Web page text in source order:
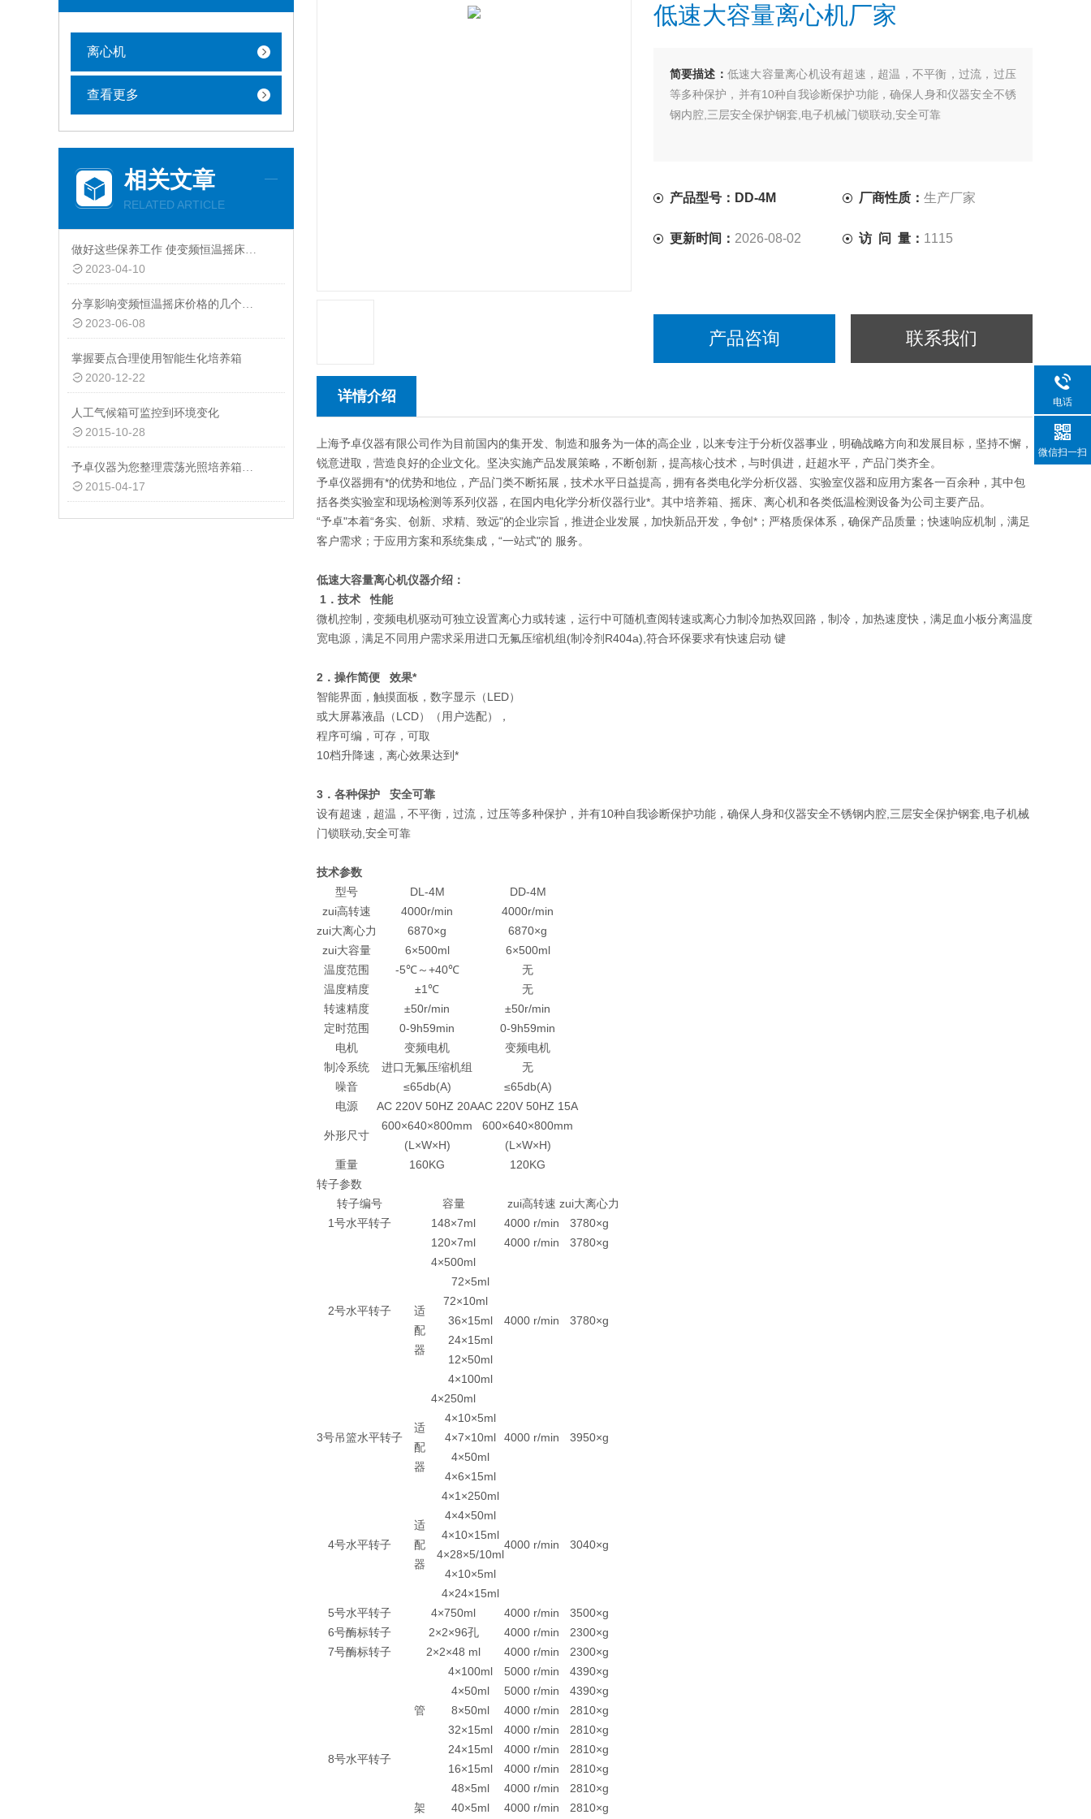
离心机
查看更多
相关文章
RELATED ARTICLE
做好这些保养工作 使变频恒温摇床发挥更大作用
2023-04-10
分享影响变频恒温摇床价格的几个关键因素
2023-06-08
掌握要点合理使用智能生化培养箱
2020-12-22
人工气候箱可监控到环境变化
2015-10-28
予卓仪器为您整理震荡光照培养箱的使用和参数
2015-04-17
低速大容量离心机厂家
简要描述： 低速大容量离心机设有超速，超温，不平衡，过流，过压
等多种保护，并有10种自我诊断保护功能，确保人身和仪器安全不锈
钢内腔,三层安全保护钢套,电子机械门锁联动,安全可靠
产品型号：DD-4M 厂商性质：生产厂家
更新时间： 2026-08-02 访 问 量： 1115
产品咨询 联系我们
详情介绍
上海予卓仪器有限公司作为目前国内的集开发、制造和服务为一体的高企业，以来专注于分析仪器事业，明确战略方向和发展目标，坚持不懈，
锐意进取，营造良好的企业文化。坚决实施产品发展策略，不断创新，提高核心技术，与时俱进，赶超水平，产品门类齐全。
予卓仪器拥有*的优势和地位，产品门类不断拓展，技术水平日益提高，拥有各类电化学分析仪器、实验室仪器和应用方案各一百余种，其中包
括各类实验室和现场检测等系列仪器，在国内电化学分析仪器行业*。其中培养箱、摇床、离心机和各类低温检测设备为公司主要产品。
“予卓"本着“务实、创新、求精、致远"的企业宗旨，推进企业发展，加快新品开发，争创*；严格质保体系，确保产品质量；快速响应机制，满足
客户需求；于应用方案和系统集成，“一站式"的 服务。
低速大容量离心机仪器介绍：
1 ．技术 性能
微机控制，变频电机驱动可独立设置离心力或转速，运行中可随机查阅转速或离心力制冷加热双回路，制冷，加热速度快，满足血小板分离温度
宽电源，满足不同用户需求采用进口无氟压缩机组(制冷剂R404a),符合环保要求有快速启动 键
2 ．操作简便 效果*
智能界面，触摸面板，数字显示（LED）
或大屏幕液晶（LCD）（用户选配），
程序可编，可存，可取
10档升降速，离心效果达到*
3 ．各种保护 安全可靠
设有超速，超温，不平衡，过流，过压等多种保护，并有10种自我诊断保护功能，确保人身和仪器安全不锈钢内腔,三层安全保护钢套,电子机械
门锁联动,安全可靠
技术参数
型号
DL-4M
DD-4M
zui高转速
4000r/min
4000r/min
zui大离心力
6870×g
6870×g
zui大容量
6×500ml
6×500ml
温度范围
-5℃～+40℃
无
温度精度
±1℃
无
转速精度
±50r/min
±50r/min
定时范围
0-9h59min
0-9h59min
电机
变频电机
变频电机
制冷系统
进口无氟压缩机组
无
噪音
≤65db(A)
≤65db(A)
电源
AC 220V 50HZ 20AAC 220V 50HZ 15A
外形尺寸
600×640×800mm
(L×W×H)
600×640×800mm
(L×W×H)
重量
160KG
120KG
转子参数
转子编号
容量 zui高转速 zui大离心力
1号水平转子
148×7ml 4000 r/min 3780×g
2号水平转子
120×7ml 4000 r/min
3780×g
4×500ml
4000 r/min 3780×g
适
配
器
72×5ml
72×10ml
36×15ml
24×15ml
12×50ml
4×100ml
3号吊篮水平转子
4×250ml
4000 r/min 3950×g
适
配
器
4×10×5ml
4×7×10ml
4×50ml
4×6×15ml
4号水平转子
适
配
器
4×1×250ml
4000 r/min 3040×g
4×4×50ml
4×10×15ml
4×28×5/10ml
4×10×5ml
4×24×15ml
5号水平转子
4×750ml 4000 r/min
3500×g
6号酶标转子
2×2×96孔 4000 r/min
2300×g
7号酶标转子
2×2×48 ml 4000 r/min 2300×g
8号水平转子
管
架
4×100ml 5000 r/min
4390×g
4×50ml
5000 r/min
4390×g
8×50ml
4000 r/min
2810×g
32×15ml
4000 r/min
2810×g
24×15ml
4000 r/min
2810×g
16×15ml
4000 r/min
2810×g
48×5ml
4000 r/min
2810×g
40×5ml
4000 r/min
2810×g
电话
微信扫一扫